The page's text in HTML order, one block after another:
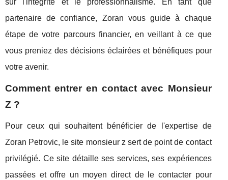
sur l'intégrité et le professionnalisme. En tant que
partenaire de confiance, Zoran vous guide à chaque
étape de votre parcours financier, en veillant à ce que
vous preniez des décisions éclairées et bénéfiques pour
votre avenir.
Comment entrer en contact avec Monsieur
Z ?
Pour ceux qui souhaitent bénéficier de l'expertise de
Zoran Petrovic, le site monsieur z sert de point de contact
privilégié. Ce site détaille ses services, ses expériences
passées et offre un moyen direct de le contacter pour